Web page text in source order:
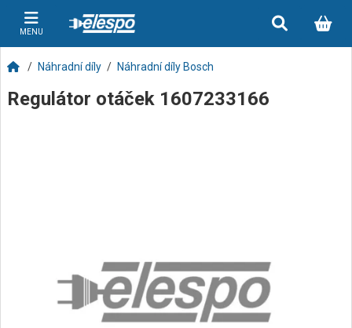
MENU
Náhradní díly Náhradní díly Bosch
Regulátor otáček 1607233166